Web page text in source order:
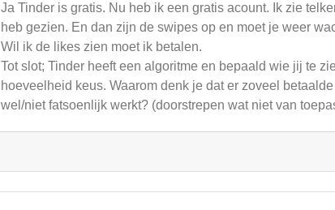
Ja Tinder is gratis. Nu heb ik een gratis acount. Ik zie
heb gezien. En dan zijn de swipes op en moet je weer
Wil ik de likes zien moet ik betalen.
Tot slot; Tinder heeft een algoritme en bepaald wie jij te
hoeveelheid keus. Waarom denk je dat er zoveel
wel/niet fatsoenlijk werkt? (doorstrepen wat niet van